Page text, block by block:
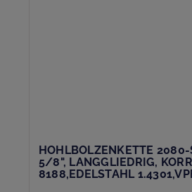
HOHLBOLZENKETTE
5/8", LANGGLIEDRIG,
8188,EDELSTAHL